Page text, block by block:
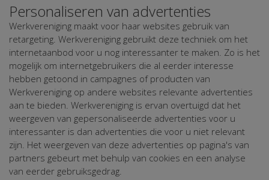
Personaliseren van advertenties
Werkvereniging maakt voor haar websites gebruik van
retargeting. Werkvereniging gebruikt deze techniek om het
internetaanbod voor u nog interessanter te maken. Zo is het
mogelijk om internetgebruikers die al eerder interesse
hebben getoond in campagnes of producten van
Werkvereniging op andere websites relevante advertenties
aan te bieden. Werkvereniging is ervan overtuigd dat het
weergeven van gepersonaliseerde advertenties voor u
interessanter is dan advertenties die voor u niet relevant
zijn. Het weergeven van deze advertenties op pagina's van
partners gebeurt met behulp van cookies en een analyse
van eerder gebruiksgedrag.